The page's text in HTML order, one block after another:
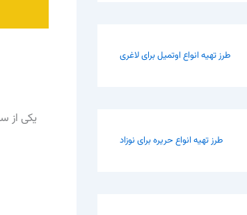
طرز تهیه انواع اوتمیل برای لاغری
طرز تهیه انواع حریره برای نوزاد